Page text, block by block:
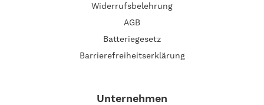
Widerrufsbelehrung
AGB
Batteriegesetz
Barrierefreiheitserklärung
Unternehmen